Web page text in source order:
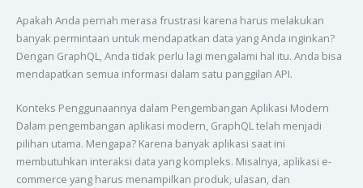
Apakah Anda pernah merasa frustrasi karena harus melakukan
banyak permintaan untuk mendapatkan data yang Anda inginkan?
Dengan GraphQL, Anda tidak perlu lagi mengalami hal itu. Anda bisa
mendapatkan semua informasi dalam satu panggilan API.
Konteks Penggunaannya dalam Pengembangan Aplikasi Modern
Dalam pengembangan aplikasi modern, GraphQL telah menjadi
pilihan utama. Mengapa? Karena banyak aplikasi saat ini
membutuhkan interaksi data yang kompleks. Misalnya, aplikasi e-
commerce yang harus menampilkan produk, ulasan, dan